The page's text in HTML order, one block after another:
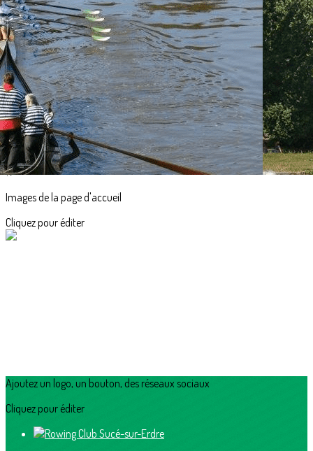
Exporter les lignes sélectionnées
Exporter toutes les colonnes
Exporter uniquement les colonnes affichées
Menu
<
>
Accueil
Actualités
L'aviron en images
?>
Images de la page d'accueil
Cliquez pour éditer
Ajoutez un logo, un bouton, des réseaux sociaux
Cliquez pour éditer